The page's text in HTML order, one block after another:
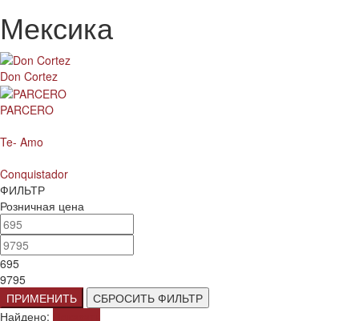
Мексика
Don Cortez
PARCERO
Te- Amo
Conquistador
ФИЛЬТР
Розничная цена
695
9795
ПРИМЕНИТЬ
СБРОСИТЬ ФИЛЬТР
Найдено: